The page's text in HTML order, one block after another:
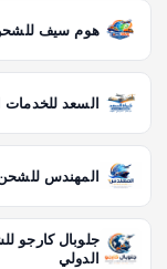
هوم سيف
السعد للخدمات
المهندس
جلوبال كارجو
الدولي